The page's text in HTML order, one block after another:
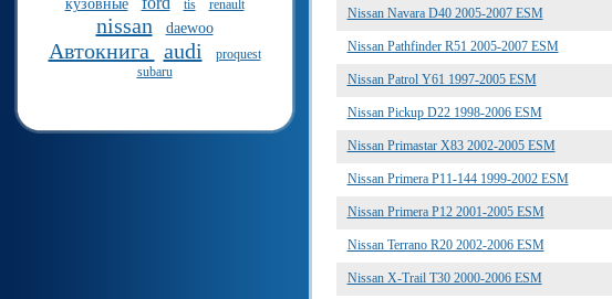
кузовные tis renault
nissan daewoo
Автокнига audi
proquest
subaru
Nissan Navara D40 2005-2007 ESM
Nissan Pathfinder R51 2005-2007 ESM
Nissan Patrol Y61 1997-2005 ESM
Nissan Pickup D22 1998-2006 ESM
Nissan Primastar X83 2002-2005 ESM
Nissan Primera P11-144 1999-2002 ESM
Nissan Primera P12 2001-2005 ESM
Nissan Terrano R20 2002-2006 ESM
Nissan X-Trail T30 2000-2006 ESM